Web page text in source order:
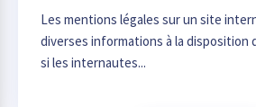
Les mentions légales sur un site
diverses informations à la disposition
si les internautes...